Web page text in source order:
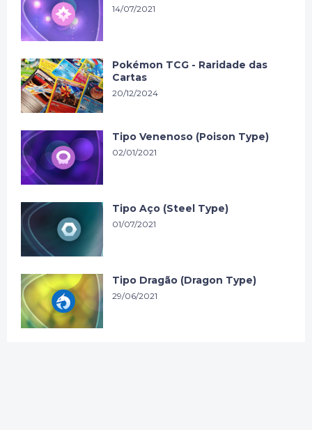
14/07/2021
Pokémon TCG - Raridade das
Cartas
20/12/2024
Tipo Venenoso (Poison Type)
02/01/2021
Tipo Aço (Steel Type)
01/07/2021
Tipo Dragão (Dragon Type)
29/06/2021